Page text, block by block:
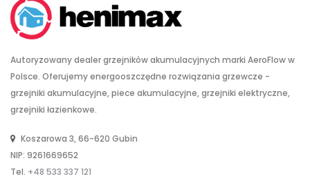
Autoryzowany dealer grzejników akumulacyjnych marki AeroFlow w
Polsce. Oferujemy energooszczędne rozwiązania grzewcze -
grzejniki akumulacyjne, piece akumulacyjne, grzejniki elektryczne,
grzejniki łazienkowe.
Koszarowa 3, 66-620 Gubin
NIP: 9261669652
Tel. +48 533 337 121